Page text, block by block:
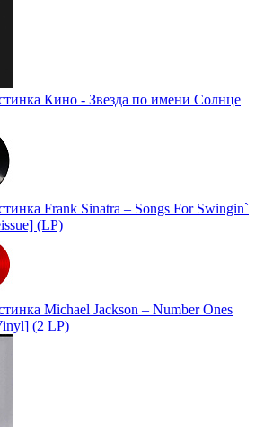
Кино - Звезда по имени Солнце
Frank Sinatra – Songs For Swingin`
(LP)
Michael Jackson – Number Ones
(2 LP)